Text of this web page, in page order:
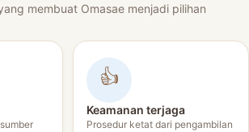
membuat Omasae menjadi pilihan
👍
Keamanan terjaga
Prosedur ketat dari pengambilan